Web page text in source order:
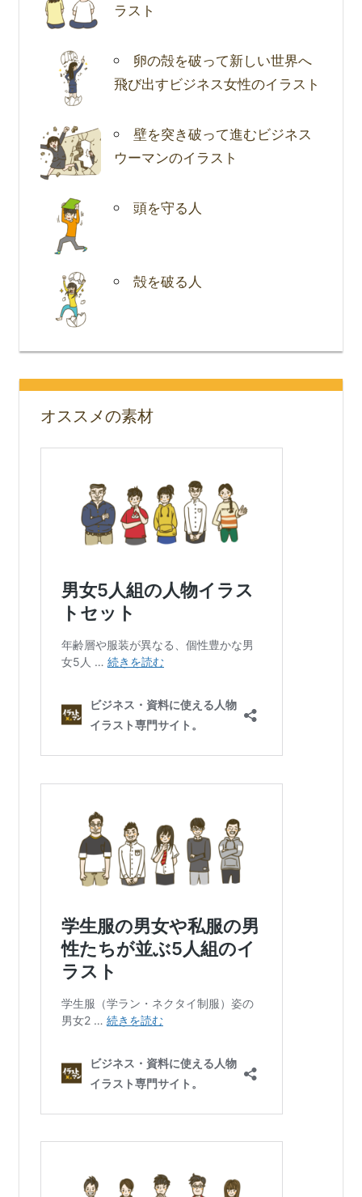
ラスト
卵の殻を破って新しい世界へ
飛び出すビジネス女性のイラスト
壁を突き破って進むビジネス
ウーマンのイラスト
頭を守る人
殻を破る人
オススメの素材